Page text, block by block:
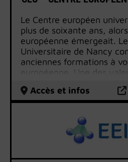
Le Centre européen
plus de soixante ans,
européenne émergeait.
Universitaire de Nancy
anciennes formations à
européenne. Une des
de brassage entre
l’Europe de l’Ouest.
Bénéficiant de l’expertise
d’horizons et de
a su rapidement imposer
développant une
pluridisciplinaire de
Accès et infos